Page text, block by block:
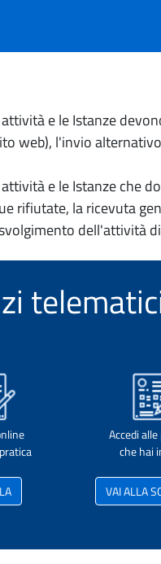
e le Istanze
web), l'invio
e le Istanze che
rifiutate, la ricevuta
dell'attività
Accedi
che hai
VAI ALLA